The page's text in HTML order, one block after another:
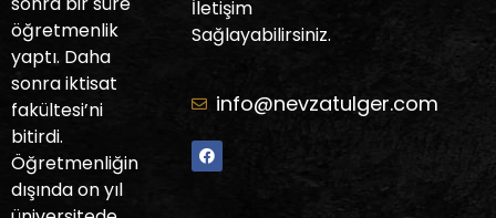
öğretmenlik
yaptı. Daha
sonra iktisat
fakültesi’ni
bitirdi.
Öğretmenliğin
dışında on yıl
İletişim
Sağlayabilirsiniz.
info@nevzatulger.com